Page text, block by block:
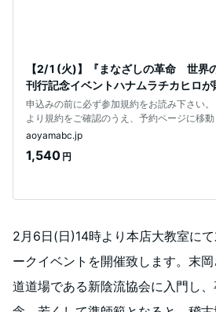
【2/ 1 (火)】『まなざしの革命 世界
刊行記念イベントハナムラチカヒロが
ない」ための選択と思考法
申込みの前に必ず参加規約をお読み下さい
より規約をご確認のうえ、予約ページに移
aoyamabc.jp
1,540 円
2月6日(日)14時より本店大教室に
ークイベントを開催致します。末
道道場である新陰流協会に入門し